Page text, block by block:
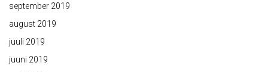
september 2019
august 2019
juuli 2019
juuni 2019